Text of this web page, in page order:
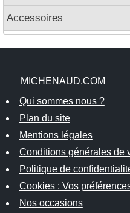
Accessoires
MICHENAUD.COM
Qui sommes nous ?
Plan du site
Mentions légales
Conditions générales de
Politique de
Cookies : Vos
Nos occasions